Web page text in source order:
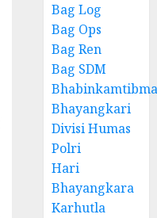
Bag Log
Bag Ops
Bag Ren
Bag SDM
Bhayangkari
Divisi Humas
Polri
Hari
Bhayangkara
Karhutla